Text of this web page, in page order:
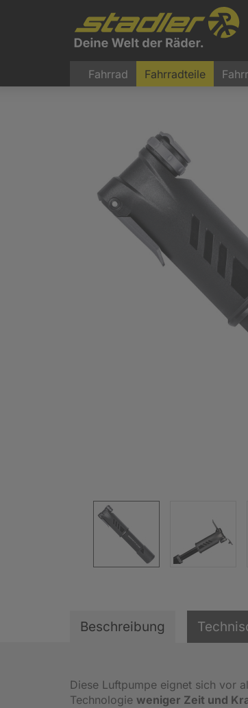
Fahrrad Fahrradteile
Beschreibung
Diese Luftpumpe eignet sich vor
Technologie weniger Zeit und